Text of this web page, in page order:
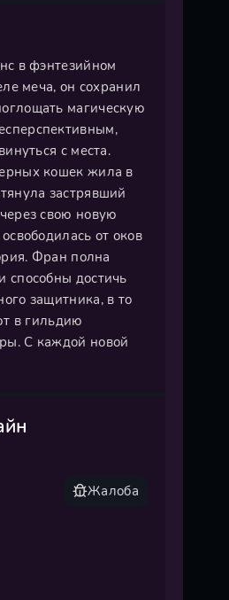
в фэнтезийном
меча, он сохранил
магическую
с места.
кошек жила в
застрявший
свою новую
от оков
Фран полна
способны достичь
защитника, в то
в гильдию
С каждой новой
Жалоба